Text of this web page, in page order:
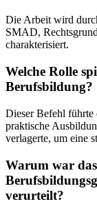
Die Arbeit wird
SMAD,
charakterisiert.
Welche Rolle
Berufsbildung?
Dieser Befehl führte
praktische
verlagerte, um eine
Warum war
verurteilt?